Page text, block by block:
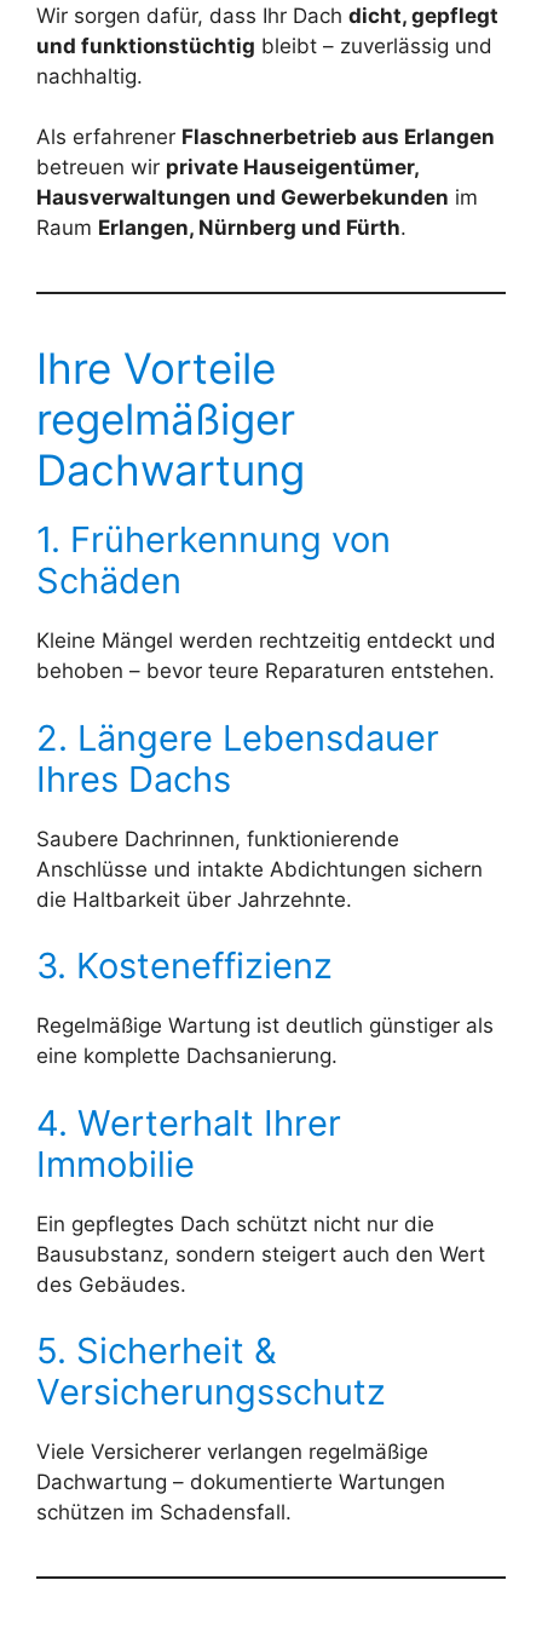
Wir sorgen dafür, dass Ihr Dach dicht, gepflegt
und funktionstüchtig bleibt – zuverlässig und
nachhaltig.
Als erfahrener Flaschnerbetrieb aus Erlangen
betreuen wir private Hauseigentümer,
Hausverwaltungen und Gewerbekunden im
Raum Erlangen, Nürnberg und Fürth.
Ihre Vorteile
regelmäßiger
Dachwartung
1. Früherkennung von
Schäden
Kleine Mängel werden rechtzeitig entdeckt und
behoben – bevor teure Reparaturen entstehen.
2. Längere Lebensdauer
Ihres Dachs
Saubere Dachrinnen, funktionierende
Anschlüsse und intakte Abdichtungen sichern
die Haltbarkeit über Jahrzehnte.
3. Kosteneffizienz
Regelmäßige Wartung ist deutlich günstiger als
eine komplette Dachsanierung.
4. Werterhalt Ihrer
Immobilie
Ein gepflegtes Dach schützt nicht nur die
Bausubstanz, sondern steigert auch den Wert
des Gebäudes.
5. Sicherheit &
Versicherungsschutz
Viele Versicherer verlangen regelmäßige
Dachwartung – dokumentierte Wartungen
schützen im Schadensfall.